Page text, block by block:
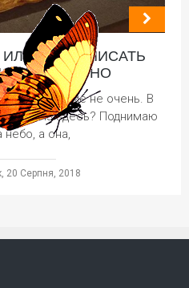
КАК НАПИСАТЬ
Настроение не очень. В
она здесь? Поднимаю
небо, а она,
20 Серпня, 2018